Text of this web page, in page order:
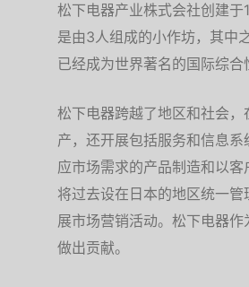
松下电器产业株式会社创建于
是由3人组成的小作坊，其中
已经成为世界著名的国际综
松下电器跨越了地区和社会
产，还开展包括服务和信息
应市场需求的产品制造和以
将过去设在日本的地区统一
展市场营销活动。松下电器
做出贡献。